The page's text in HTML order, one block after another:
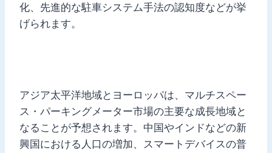
化、先進的な駐車システム手法の認知度などが挙
げられます。
アジア太平洋地域とヨーロッパは、マルチスペー
ス・パーキングメーター市場の主要な成長地域と
なることが予想されます。中国やインドなどの新
興国における人口の増加、スマートデバイスの普